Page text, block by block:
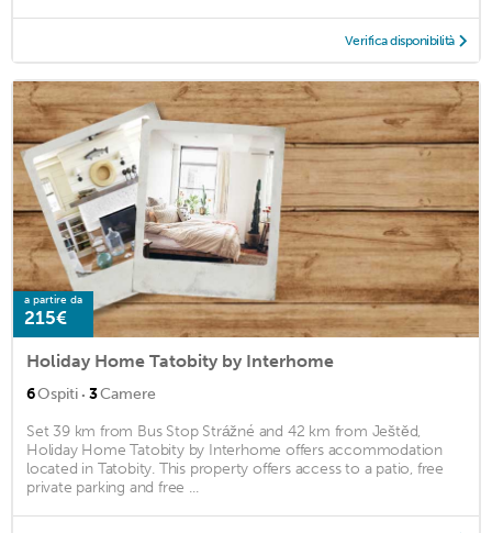
Verifica disponibilità
a partire da
215€
Holiday Home Tatobity by Interhome
6Ospiti · 3Camere
Set 39 km from Bus Stop Strážné and 42 km from Ještěd,
Holiday Home Tatobity by Interhome offers accommodation
located in Tatobity. This property offers access to a patio, free
private parking and free ...